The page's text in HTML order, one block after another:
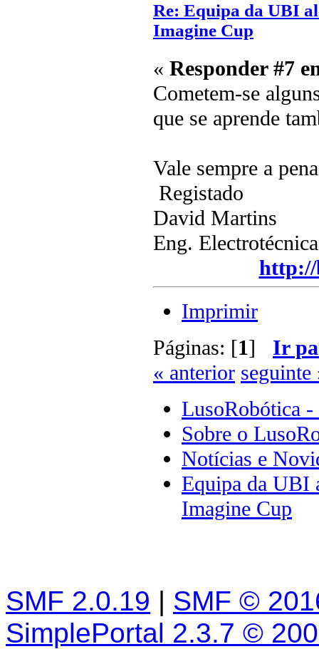
Re: Equipa da UBI
Imagine Cup
« Responder #7
Cometem-se
que se aprende
Vale sempre a
Registado
David Martins
Eng.
http://
Imprimir
Páginas: [1] Ir
« anterior seguinte
LusoRobótica -
Sobre o
Notícias e
Equipa da UBI
Imagine Cup
SMF 2.0.19 | SMF ©
SimplePortal 2.3.7 ©